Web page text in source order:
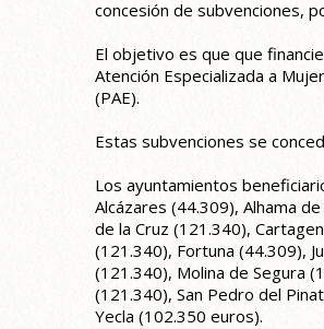
concesión de subvenciones,
El objetivo es que que
Atención Especializada a
(PAE).
Estas subvenciones se
Los ayuntamientos
Alcázares (44.309), Alhama
de la Cruz (121.340),
(121.340), Fortuna (44.309),
(121.340), Molina de Segura
(121.340), San Pedro del
Yecla (102.350 euros).